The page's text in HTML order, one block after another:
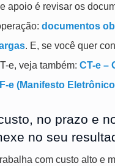
apoio é revisar os
documentos
. E, se você quer
e, veja também: CT-e –
e (Manifesto
no prazo e
no seu
com custo alto e